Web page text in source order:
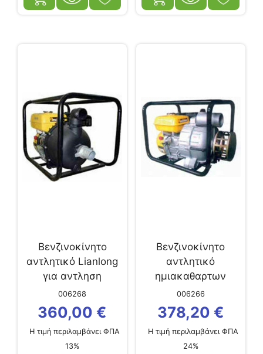
Βενζινοκίνητο
αντλητικό Lianlong
για αντληση
θαλασσινου...
006268
360,00 €
Η τιμή περιλαμβάνει ΦΠΑ
13%
Βενζινοκίνητο
αντλητικό
ημιακαθαρτων
λυματων...
006266
378,20 €
Η τιμή περιλαμβάνει ΦΠΑ
24%